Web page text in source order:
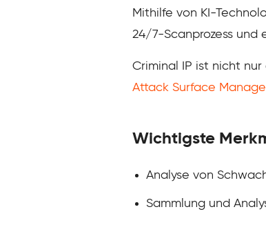
Mithilfe von KI-
24/7-Scanprozess und
Criminal IP ist nicht
Attack Surface
Wichtigste
Analyse von
Sammlung und